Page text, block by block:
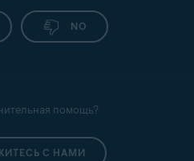
NO
помощь?
С НАМИ